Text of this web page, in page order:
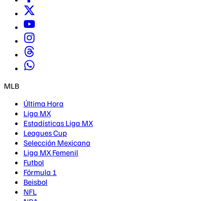
MLB
Última Hora
Liga MX
Estadísticas Liga MX
Leagues Cup
Selección Mexicana
Liga MX Femenil
Futbol
Fórmula 1
Beisbol
NFL